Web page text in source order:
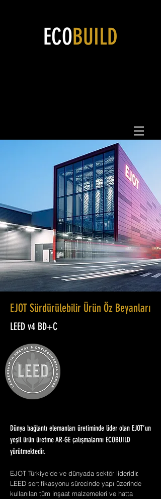
ECOBUILD
EJOT Sürdürülebilir Ürün Öz Beyanları
LEED v4 BD+C
Dünya bağlantı elemanları üretiminde lider olan EJOT’un
yeşil ürün üretme AR-GE çalışmalarını ECOBUILD
yürütmektedir.
EJOT Türkiye’de ve dünyada sektör lideridir.
LEED sertifikasyonu sürecinde yapı üzerinde
kullanılan tüm inşaat malzemeleri ve hatta